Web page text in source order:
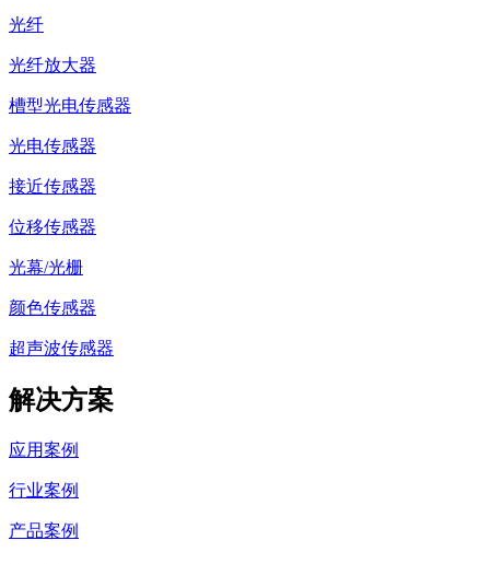
光纤
光纤放大器
槽型光电传感器
光电传感器
接近传感器
位移传感器
光幕/光栅
颜色传感器
超声波传感器
解决方案
应用案例
行业案例
产品案例